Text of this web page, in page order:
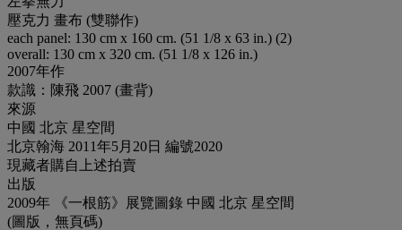
壓克力 畫布 (雙聯作)
each panel: 130 cm x 160 cm. (51 1/8 x 63 in.) (2)
overall: 130 cm x 320 cm. (51 1/8 x 126 in.)
2007年作
款識：陳飛 2007 (畫背)
來源
中國 北京 星空間
北京翰海 2011年5月20日 編號2020
現藏者購自上述拍賣
出版
2009年 《一根筋》展覽圖錄 中國 北京 星空間
(圖版，無頁碼)